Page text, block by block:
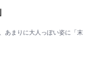
あまりに大人っぽい姿に「末